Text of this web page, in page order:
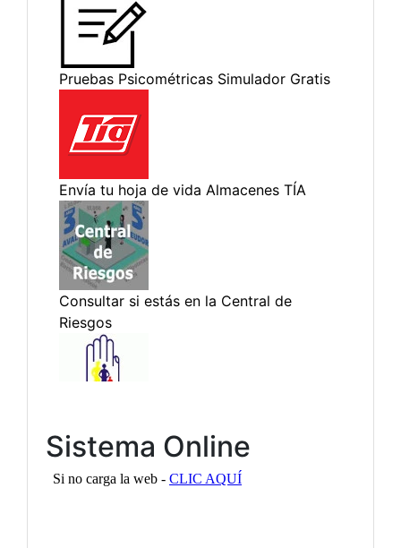
Sistema Online